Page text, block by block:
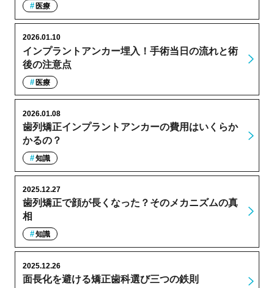
医療
インプラントアンカー埋入！手術当日の流れと術
後の注意点
2026.01.10
医療
歯列矯正インプラントアンカーの費用はいくらか
かるの？
2026.01.08
知識
歯列矯正で顔が長くなった？そのメカニズムの真
相
2025.12.27
知識
面長化を避ける矯正歯科選び三つの鉄則
2025.12.26